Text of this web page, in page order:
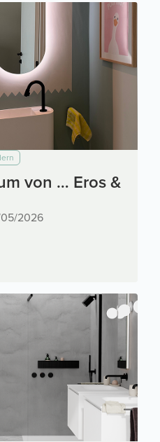
von … Eros &
2026